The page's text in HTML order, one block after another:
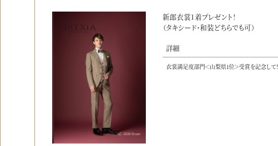
新郎衣裳1着プレゼント！
（タキシード・和装どちらでも可）
詳細
衣裳満足度部門＜山梨県1位＞受賞を記念して！